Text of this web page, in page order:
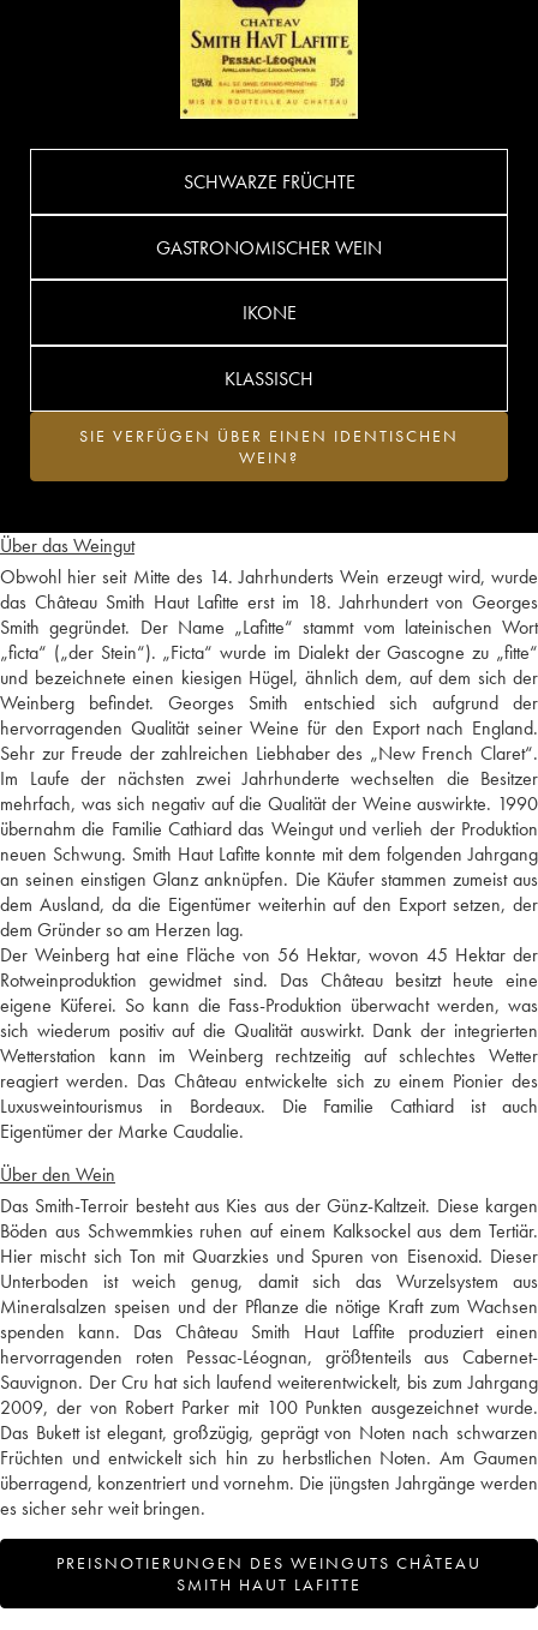
Über das Weingut
Obwohl hier seit Mitte des 14. Jahrhunderts Wein erzeugt wird, wurde
das Château Smith Haut Lafitte erst im 18. Jahrhundert von Georges
Smith gegründet. Der Name „Lafitte“ stammt vom lateinischen Wort
„ficta“ („der Stein“). „Ficta“ wurde im Dialekt der Gascogne zu „fitte“
und bezeichnete einen kiesigen Hügel, ähnlich dem, auf dem sich der
Weinberg befindet. Georges Smith entschied sich aufgrund der
hervorragenden Qualität seiner Weine für den Export nach England.
Sehr zur Freude der zahlreichen Liebhaber des „New French Claret“.
Im Laufe der nächsten zwei Jahrhunderte wechselten die Besitzer
mehrfach, was sich negativ auf die Qualität der Weine auswirkte. 1990
übernahm die Familie Cathiard das Weingut und verlieh der Produktion
neuen Schwung. Smith Haut Lafitte konnte mit dem folgenden Jahrgang
an seinen einstigen Glanz anknüpfen. Die Käufer stammen zumeist aus
dem Ausland, da die Eigentümer weiterhin auf den Export setzen, der
dem Gründer so am Herzen lag.
Der Weinberg hat eine Fläche von 56 Hektar, wovon 45 Hektar der
Rotweinproduktion gewidmet sind. Das Château besitzt heute eine
eigene Küferei. So kann die Fass-Produktion überwacht werden, was
sich wiederum positiv auf die Qualität auswirkt. Dank der integrierten
Wetterstation kann im Weinberg rechtzeitig auf schlechtes Wetter
reagiert werden. Das Château entwickelte sich zu einem Pionier des
Luxusweintourismus in Bordeaux. Die Familie Cathiard ist auch
Eigentümer der Marke Caudalie.
Über den Wein
Das Smith-Terroir besteht aus Kies aus der Günz-Kaltzeit. Diese kargen
Böden aus Schwemmkies ruhen auf einem Kalksockel aus dem Tertiär.
Hier mischt sich Ton mit Quarzkies und Spuren von Eisenoxid. Dieser
Unterboden ist weich genug, damit sich das Wurzelsystem aus
Mineralsalzen speisen und der Pflanze die nötige Kraft zum Wachsen
spenden kann. Das Château Smith Haut Laffite produziert einen
hervorragenden roten Pessac-Léognan, größtenteils aus Cabernet-
Sauvignon. Der Cru hat sich laufend weiterentwickelt, bis zum Jahrgang
2009, der von Robert Parker mit 100 Punkten ausgezeichnet wurde.
Das Bukett ist elegant, großzügig, geprägt von Noten nach schwarzen
Früchten und entwickelt sich hin zu herbstlichen Noten. Am Gaumen
überragend, konzentriert und vornehm. Die jüngsten Jahrgänge werden
es sicher sehr weit bringen.
PREISNOTIERUNGEN DES WEINGUTS CHÂTEAU
SMITH HAUT LAFITTE
SCHWARZE FRÜCHTE
GASTRONOMISCHER WEIN
IKONE
KLASSISCH
SIE VERFÜGEN ÜBER EINEN IDENTISCHEN
WEIN?